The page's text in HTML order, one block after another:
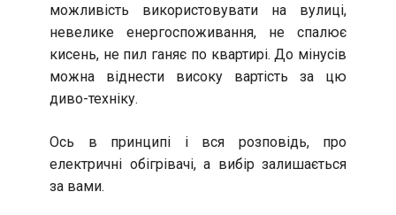
можливість використовувати на вулиці,
невелике енергоспоживання, не спалює
кисень, не пил ганяє по квартирі. До мінусів
можна віднести високу вартість за цю
диво-техніку.
Ось в принципі і вся розповідь, про
електричні обігрівачі, а вибір залишається
за вами.